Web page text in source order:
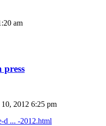
am
2012 6:25 pm
d ... -2012.html